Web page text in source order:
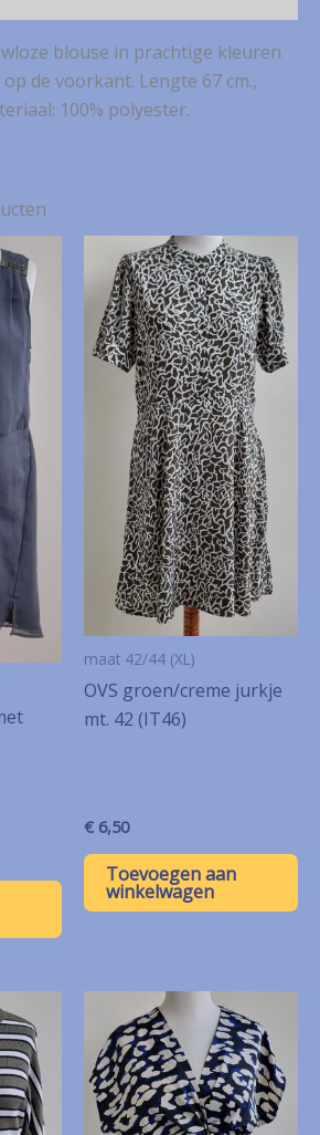
blouse in prachtige kleuren
de voorkant. Lengte 67 cm.,
100% polyester.
maat 42/44 (XL)
OVS groen/creme jurkje
mt. 42 (IT46)
€ 6,50
Toevoegen aan
winkelwagen